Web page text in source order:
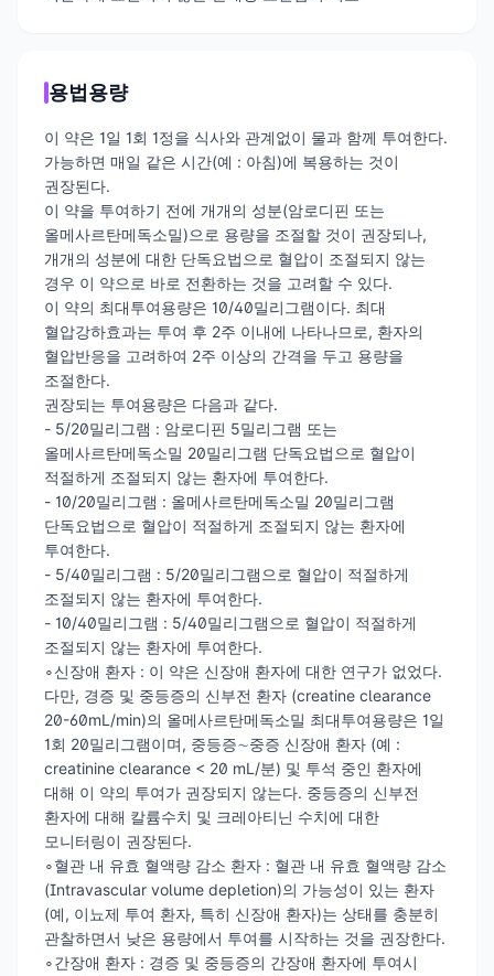
용법용량
이 약은 1일 1회 1정을 식사와 관계없이 물과 함께 투여한다.
가능하면 매일 같은 시간(예 : 아침)에 복용하는 것이
권장된다.
이 약을 투여하기 전에 개개의 성분(암로디핀 또는
올메사르탄메독소밀)으로 용량을 조절할 것이 권장되나,
개개의 성분에 대한 단독요법으로 혈압이 조절되지 않는
경우 이 약으로 바로 전환하는 것을 고려할 수 있다.
이 약의 최대투여용량은 10/40밀리그램이다. 최대
혈압강하효과는 투여 후 2주 이내에 나타나므로, 환자의
혈압반응을 고려하여 2주 이상의 간격을 두고 용량을
조절한다.
권장되는 투여용량은 다음과 같다.
- 5/20밀리그램 : 암로디핀 5밀리그램 또는
올메사르탄메독소밀 20밀리그램 단독요법으로 혈압이
적절하게 조절되지 않는 환자에 투여한다.
- 10/20밀리그램 : 올메사르탄메독소밀 20밀리그램
단독요법으로 혈압이 적절하게 조절되지 않는 환자에
투여한다.
- 5/40밀리그램 : 5/20밀리그램으로 혈압이 적절하게
조절되지 않는 환자에 투여한다.
- 10/40밀리그램 : 5/40밀리그램으로 혈압이 적절하게
조절되지 않는 환자에 투여한다.
∘신장애 환자 : 이 약은 신장애 환자에 대한 연구가 없었다.
다만, 경증 및 중등증의 신부전 환자 (creatine clearance
20-60mL/min)의 올메사르탄메독소밀 최대투여용량은 1일
1회 20밀리그램이며, 중등증∼중증 신장애 환자 (예 :
creatinine clearance < 20 mL/분) 및 투석 중인 환자에
대해 이 약의 투여가 권장되지 않는다. 중등증의 신부전
환자에 대해 칼륨수치 및 크레아티닌 수치에 대한
모니터링이 권장된다.
∘혈관 내 유효 혈액량 감소 환자 : 혈관 내 유효 혈액량 감소
(Intravascular volume depletion)의 가능성이 있는 환자
(예, 이뇨제 투여 환자, 특히 신장애 환자)는 상태를 충분히
관찰하면서 낮은 용량에서 투여를 시작하는 것을 권장한다.
∘간장애 환자 : 경증 및 중등증의 간장애 환자에 투여시